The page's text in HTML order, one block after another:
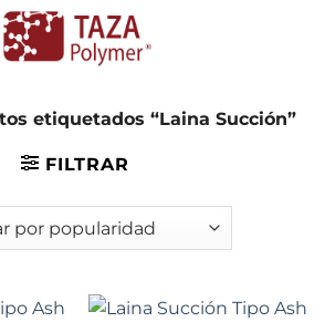
etiquetados “Laina Succión”
FILTRAR